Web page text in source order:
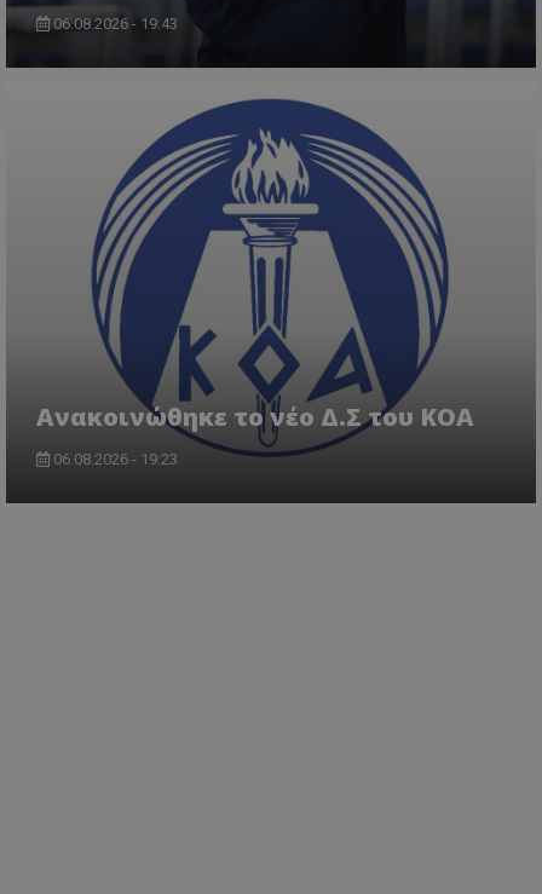
06.08.2026 - 19:43
Aνακοινώθηκε το νέο Δ.Σ του ΚΟΑ
06.08.2026 - 19:23